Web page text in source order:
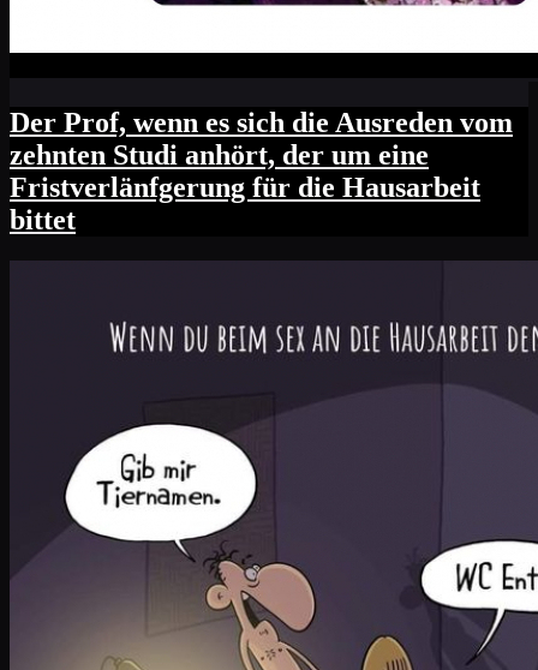
Der Prof, wenn es sich die Ausreden vom
zehnten Studi anhört, der um eine
Fristverlänfgerung für die Hausarbeit
bittet